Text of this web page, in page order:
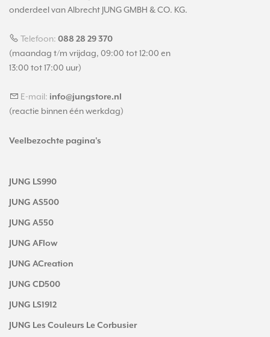
onderdeel van Albrecht JUNG GMBH & CO. KG.
Telefoon: 088 28 29 370
(maandag t/m vrijdag, 09:00 tot 12:00 en
13:00 tot 17:00 uur)
E-mail: info@jungstore.nl
(reactie binnen één werkdag)
Veelbezochte pagina's
JUNG LS990
JUNG AS500
JUNG A550
JUNG AFlow
JUNG ACreation
JUNG CD500
JUNG LS1912
JUNG Les Couleurs Le Corbusier